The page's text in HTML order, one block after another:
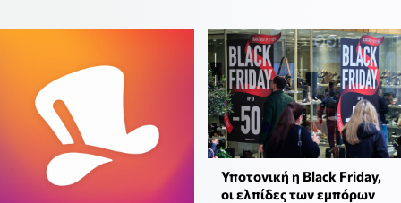
Υποτονική η Black Friday,
οι ελπίδες των εμπόρων